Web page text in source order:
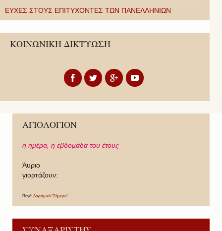
ΕΥΧΕΣ ΣΤΟΥΣ ΕΠΙΤΥΧΟΝΤΕΣ ΤΩΝ ΠΑΝΕΛΛΗΝΙΩΝ
ΚΟΙΝΩΝΙΚΗ ΔΙΚΤΥΩΣΗ
ΑΓΙΟΛΟΓΙΟΝ
η ημέρα, η εβδομάδα του έτους
Άυριο
γιορτάζουν:
Πηγή: Λογισμικό "Σήμερα"